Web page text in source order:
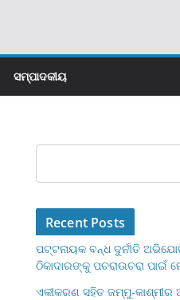
ସମ୍ପାଦକୀୟ
Recent Posts
ପଟ୍ଟନାୟକ ବନ୍ଧ ଦୁର୍ନୀତି
ଠିକାଦାରଙ୍କୁ ପଚରାଉଚରା ପାଇଁ
ଏକୀକରଣ ସହିତ ଜମ୍ମୁ-କାଶ୍ମୀର